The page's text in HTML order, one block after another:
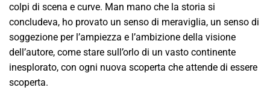
colpi di scena e curve. Man mano che la storia si
concludeva, ho provato un senso di meraviglia, un senso di
soggezione per l’ampiezza e l’ambizione della visione
dell’autore, come stare sull’orlo di un vasto continente
inesplorato, con ogni nuova scoperta che attende di essere
scoperta.